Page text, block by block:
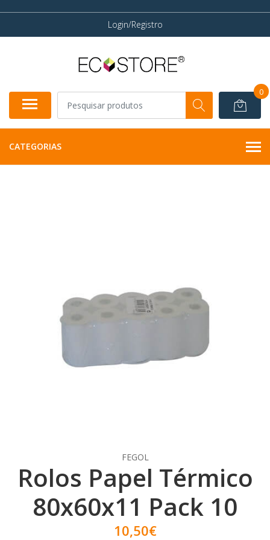
Login/Registro
0
CATEGORIAS
FEGOL
Rolos Papel Térmico
80x60x11 Pack 10
10,50€